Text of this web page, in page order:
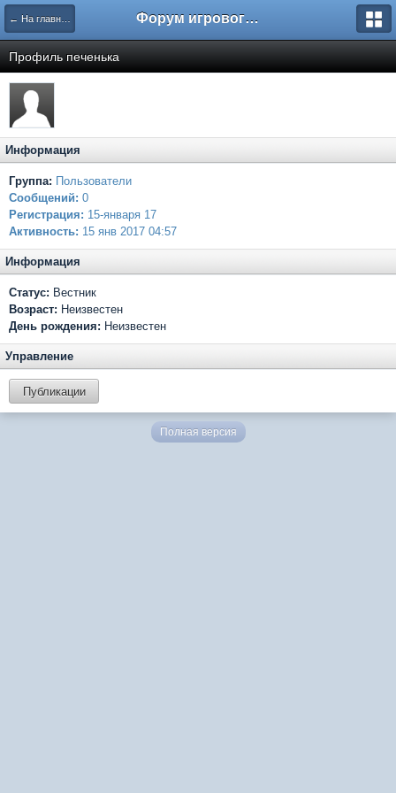
← На главную Форум игрового проекта Riverrise
Профиль печенька
Информация
Группа: Пользователи
Сообщений: 0
Регистрация: 15-января 17
Активность: 15 янв 2017 04:57
Информация
Статус: Вестник
Возраст: Неизвестен
День рождения: Неизвестен
Управление
Публикации
Полная версия